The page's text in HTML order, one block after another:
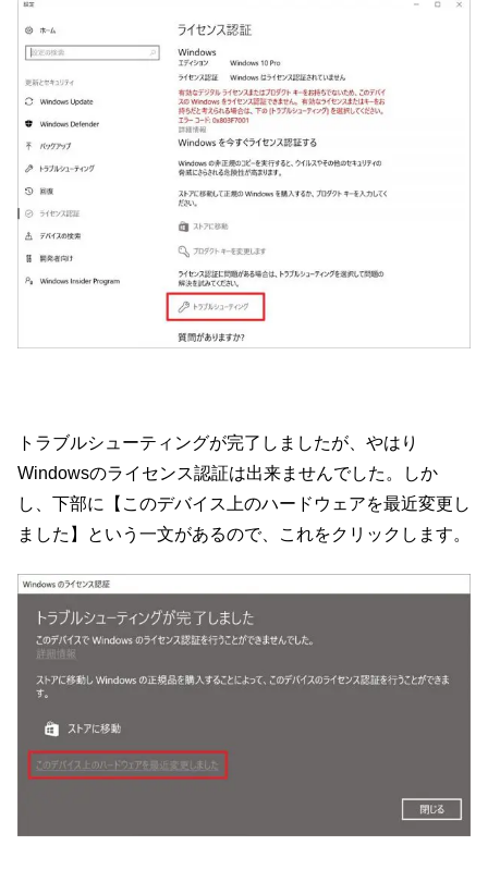
トラブルシューティングが完了しましたが、やはり
Windowsのライセンス認証は出来ませんでした。しか
し、下部に【このデバイス上のハードウェアを最近変更し
ました】という一文があるので、これをクリックします。